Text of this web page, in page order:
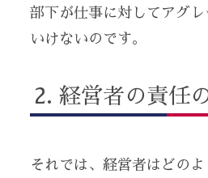
部下が仕事に対してアグ
いけないのです。
経営者の責任
それでは、経営者はどの